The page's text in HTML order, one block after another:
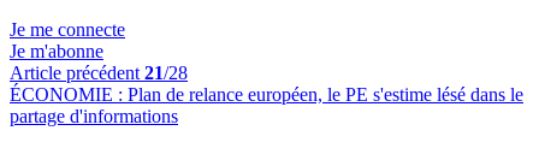
Je me connecte
Je m'abonne
Article précédent 21/28
ÉCONOMIE : Plan de relance européen, le PE s'estime lésé dans le
partage d'informations